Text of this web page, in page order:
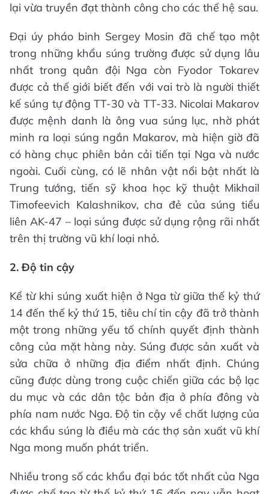
lại vừa truyền đạt thành công cho các thế hệ sau.
Đại úy pháo binh Sergey Mosin đã chế tạo một
trong những khẩu súng trường được sử dụng lâu
nhất trong quân đội Nga còn Fyodor Tokarev
được cả thế giới biết đến với vai trò là người thiết
kế súng tự động TT-30 và TT-33. Nicolai Makarov
được mệnh danh là ông vua súng lục, nhờ phát
minh ra loại súng ngắn Makarov, mà hiện giờ đã
có hàng chục phiên bản cải tiến tại Nga và nước
ngoài. Cuối cùng, có lẽ nhân vật nổi bật nhất là
Trung tướng, tiến sỹ khoa học kỹ thuật Mikhail
Timofeevich Kalashnikov, cha đẻ của súng tiểu
liên AK-47 – loại súng được sử dụng rộng rãi nhất
trên thị trường vũ khí loại nhỏ.
2. Độ tin cậy
Kể từ khi súng xuất hiện ở Nga từ giữa thế kỷ thứ
14 đến thế kỷ thứ 15, tiêu chí tin cậy đã trở thành
một trong những yếu tố chính quyết định thành
công của mặt hàng này. Súng được sản xuất và
sửa chữa ở những địa điểm nhất định. Chúng
cũng được dùng trong cuộc chiến giữa các bộ lạc
du mục và các dân tộc bản địa ở phía đông và
phía nam nước Nga. Độ tin cậy về chất lượng của
các khẩu súng là điều mà các thợ sản xuất vũ khí
Nga mong muốn phát triển.
Nhiều trong số các khẩu đại bác tốt nhất của Nga